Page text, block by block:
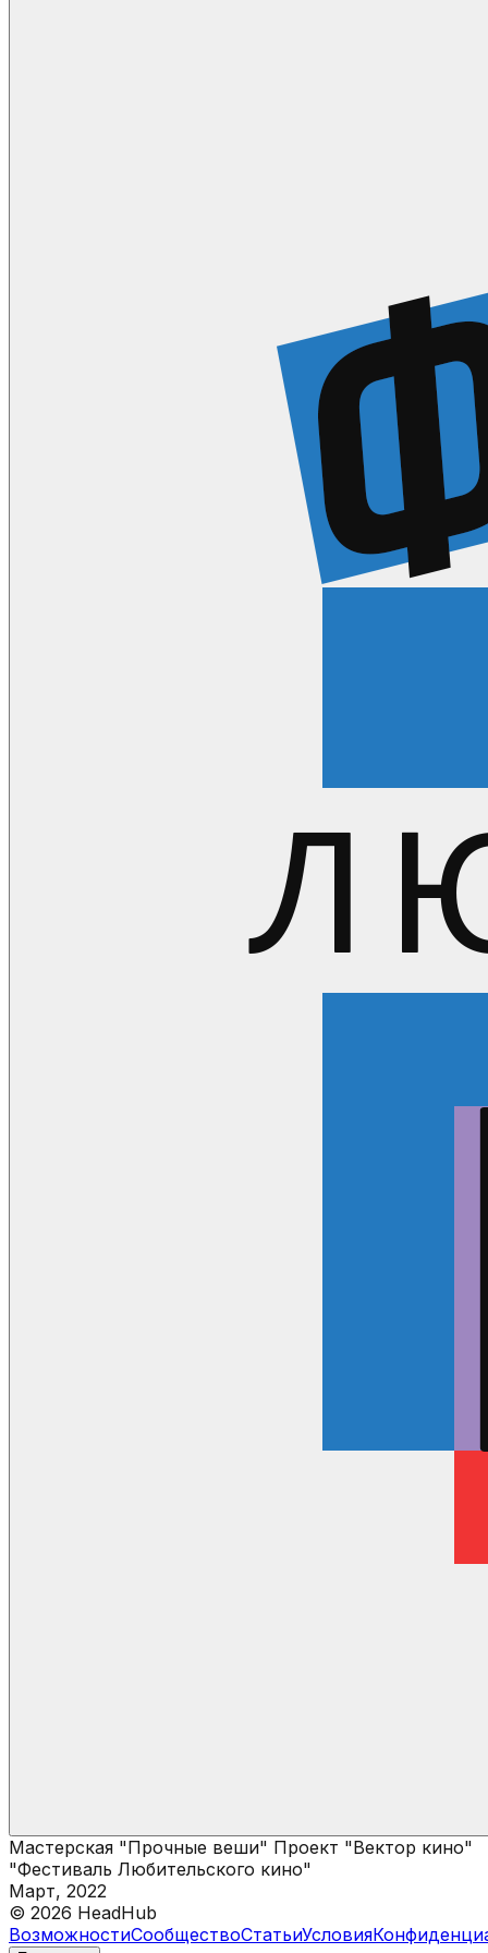
Мастерская "Прочные веши" Проект "Вектор кино"
"Фестиваль Любительского кино"
Март, 2022
© 2026 HeadHub
ВозможностиСообществоСтатьиУсловия